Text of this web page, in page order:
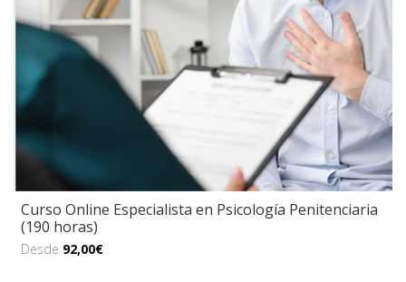
Curso Online Especialista en Psicología Penitenciaria
(190 horas)
Desde 92,00€